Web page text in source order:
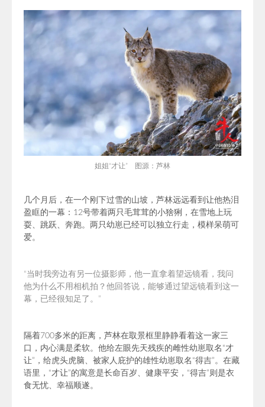
姐姐“才让” 图源：芦林
几个月后，在一个刚下过雪的山坡，芦林远远看到让他热泪
盈眶的一幕：12号带着两只毛茸茸的小猞猁，在雪地上玩
耍、跳跃、奔跑。两只幼崽已经可以独立行走，模样呆萌可
爱。
“当时我旁边有另一位摄影师，他一直拿着望远镜看，我问
他为什么不用相机拍？他回答说，能够通过望远镜看到这一
幕，已经很知足了。”
隔着700多米的距离，芦林在取景框里静静看着这一家三
口，内心满是柔软。他给左眼先天残疾的雌性幼崽取名“才
让”，给虎头虎脑、被家人庇护的雄性幼崽取名“得吉”。在藏
语里，“才让”的寓意是长命百岁、健康平安，“得吉”则是衣
食无忧、幸福顺遂。